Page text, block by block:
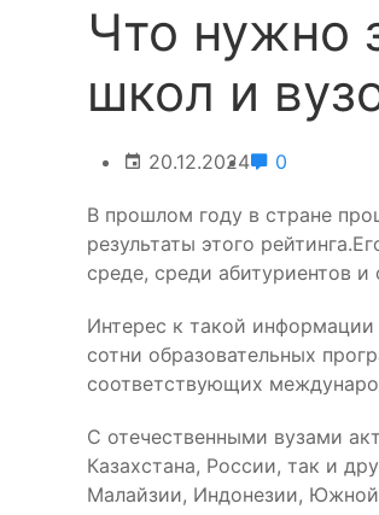
Что нужно
школ и
20.12.2024 0
В прошлом году в стране
результаты этого
среде, среди абитуриентов и
Интерес к такой информации
сотни образовательных
соответствующих
С отечественными вузами
Казахстана, России, так и
Малайзии, Индонезии,